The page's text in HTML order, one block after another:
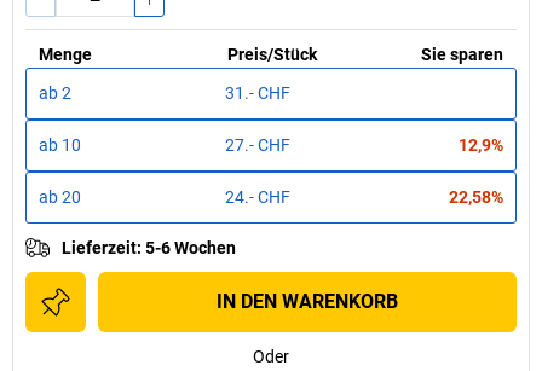
Menge Preis/Stück
Sie sparen
ab2 31.- CHF
ab 10 27.- CHF 12,9%
ab20 24.- CHF 22,58%
Lieferzeit: 5-6 Wochen
IN DEN WARENKORB
Oder